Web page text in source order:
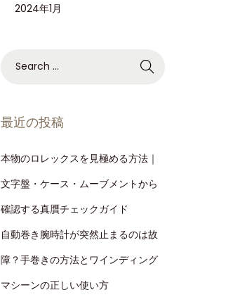
2024年1月
最近の投稿
本物のロレックスを見極める方法｜
文字盤・ケース・ムーブメントから
確認する真贋チェックガイド
自動巻き腕時計が突然止まるのは故
障？手巻きの方法とワインディング
マシーンの正しい使い方